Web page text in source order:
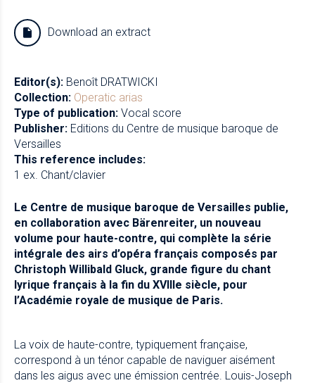
Download an extract
Editor(s): Benoît DRATWICKI
Collection: Operatic arias
Type of publication: Vocal score
Publisher: Editions du Centre de musique baroque de
Versailles
This reference includes:
1 ex. Chant/clavier
Le Centre de musique baroque de Versailles publie,
en collaboration avec Bärenreiter, un nouveau
volume pour haute-contre, qui complète la série
intégrale des airs d’opéra français composés par
Christoph Willibald Gluck, grande figure du chant
lyrique français à la fin du XVIIIe siècle, pour
l’Académie royale de musique de Paris.
La voix de haute-contre, typiquement française,
correspond à un ténor capable de naviguer aisément
dans les aigus avec une émission centrée. Louis-Joseph